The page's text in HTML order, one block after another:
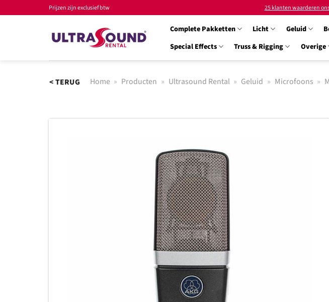
naar
Prijzen zijn exclusief btw 25 klanten waarderen
Complete Pakketten Licht Geluid
Special Effects
Truss & Rigging Overige
< TERUG Home » Producten » Ultrasound Rental » Geluid » Microfoons »